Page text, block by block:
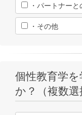
・パートナーと
・その他
個性教育学
か？（複数選